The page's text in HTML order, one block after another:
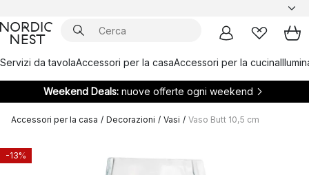
Servizi da tavolaAccessori per la casaAccessori per la cucina
Weekend Deals: nuove offerte ogni weekend
Accessori per la casa / Decorazioni / Vasi / Vaso Butt 10,5 cm
-13%